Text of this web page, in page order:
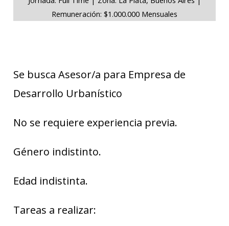
Remuneración: $1.000.000 Mensuales
Se busca Asesor/a para Empresa de
Desarrollo Urbanístico
No se requiere experiencia previa.
Género indistinto.
Edad indistinta.
Tareas a realizar: